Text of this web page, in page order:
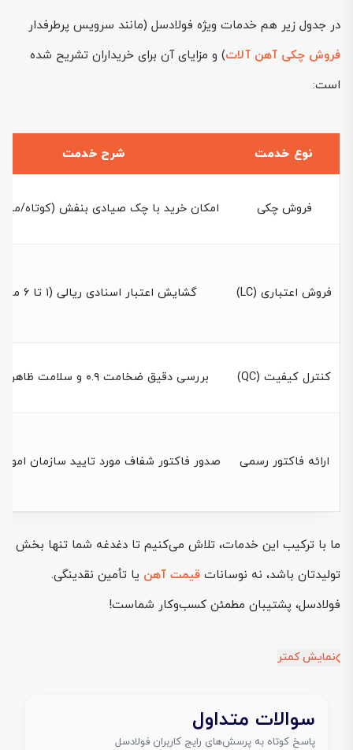
در جدول زیر هم خدمات ویژه فولادسل (مانند سرویس پرطرفدار
فروش چکی آهن آلات) و مزایای آن برای خریداران تشریح شده
است:
نوع خدمت شرح خدمت
فروش چکی امکان خرید با چک صیادی بنفش (کوتاه/
فروش اعتباری (LC) گشایش اعتبار اسنادی ریالی (۱ تا ۶ ماهه)
کنترل کیفیت (QC) بررسی دقیق ضخامت ۰.۹ و سلامت ظاهری ورق
ارائه فاکتور رسمی صدور فاکتور شفاف مورد تایید سازمان امور
ما با ترکیب این خدمات، تلاش می‌کنیم تا دغدغه شما تنها بخش
تولیدتان باشد، نه نوسانات قیمت آهن یا تأمین نقدینگی.
فولادسل، پشتیبان مطمئن کسب‌وکار شماست!
نمایش کمتر
سوالات متداول
پاسخ کوتاه به پرسش‌های رایج کاربران فولادسل